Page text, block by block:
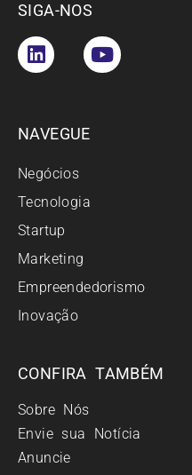
SIGA-NOS
NAVEGUE
Negócios
Tecnologia
Startup
Marketing
Empreendedorismo
Inovação
CONFIRA TAMBÉM
Sobre Nós
Envie sua Notícia
Anuncie